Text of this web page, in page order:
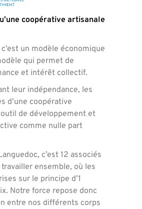
coopérative artisanale
un modèle économique
qui permet de
et intérêt collectif.
leur indépendance, les
d’une coopérative
de développement et
comme nulle part
c’est 12 associés
ensemble, où les
sur le principe d’1
Notre force repose donc
entre nos différents corps